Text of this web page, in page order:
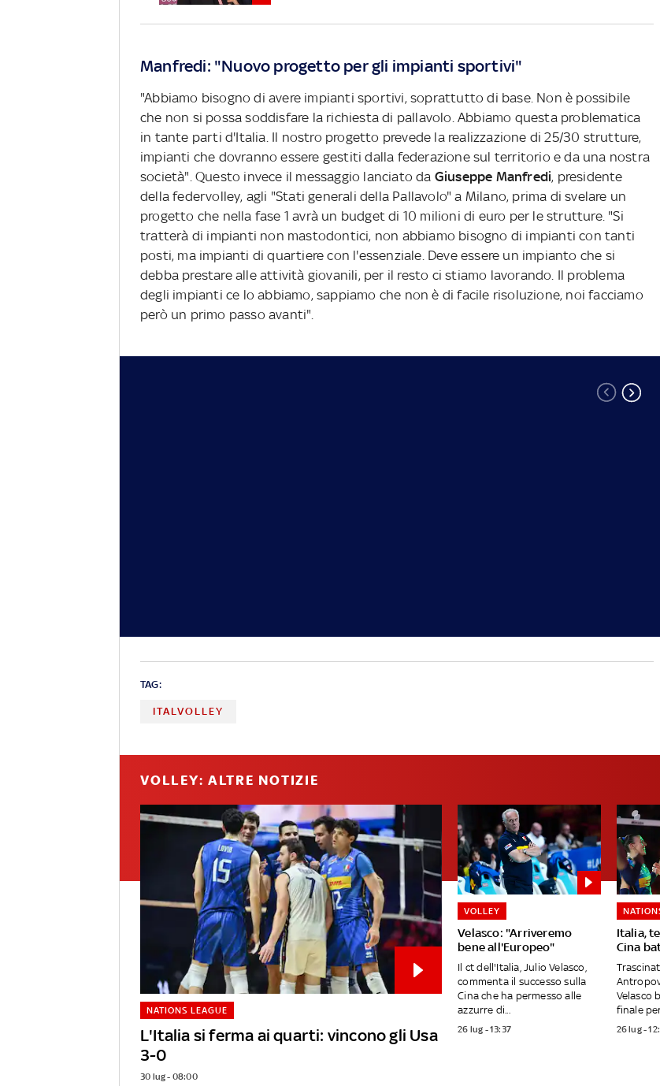
Manfredi: "Nuovo progetto per gli impianti sportivi"
"Abbiamo bisogno di avere impianti sportivi, soprattutto di base. Non è possibile
che non si possa soddisfare la richiesta di pallavolo. Abbiamo questa problematica
in tante parti d'Italia. Il nostro progetto prevede la realizzazione di 25/30 strutture,
impianti che dovranno essere gestiti dalla federazione sul territorio e da una nostra
società". Questo invece il messaggio lanciato da Giuseppe Manfredi, presidente
della federvolley, agli "Stati generali della Pallavolo" a Milano, prima di svelare un
progetto che nella fase 1 avrà un budget di 10 milioni di euro per le strutture. "Si
tratterà di impianti non mastodontici, non abbiamo bisogno di impianti con tanti
posti, ma impianti di quartiere con l'essenziale. Deve essere un impianto che si
debba prestare alle attività giovanili, per il resto ci stiamo lavorando. Il problema
degli impianti ce lo abbiamo, sappiamo che non è di facile risoluzione, noi facciamo
però un primo passo avanti".
TAG:
ITALVOLLEY
VOLLEY: ALTRE NOTIZIE
L'Italia si ferma ai quarti: vincono gli Usa
3-0
NATIONS LEAGUE
30 lug - 08:00
Velasco: "Arriveremo
bene all'Europeo"
VOLLEY
Il ct dell'Italia, Julio Velasco,
commenta il successo sulla
Cina che ha permesso alle
azzurre di...
26 lug - 13:37
Italia,
Cina
Velasco
finale per
26 lug -